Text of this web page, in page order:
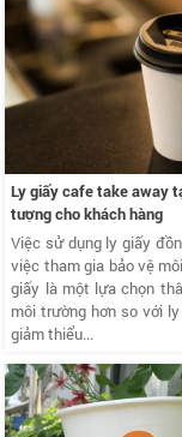
Ly giấy cafe take away
tượng cho khách hàng
Việc sử dụng ly giấy
việc tham gia bảo vệ
giấy là một lựa chọn
môi trường hơn so với
giảm thiểu...